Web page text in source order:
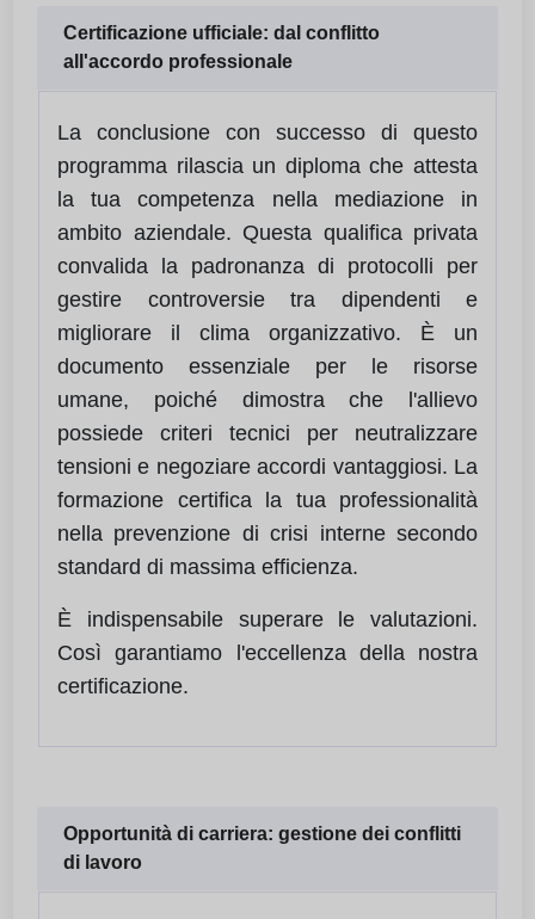
Certificazione ufficiale: dal conflitto
all'accordo professionale
La conclusione con successo di questo
programma rilascia un diploma che attesta
la tua competenza nella mediazione in
ambito aziendale. Questa qualifica privata
convalida la padronanza di protocolli per
gestire controversie tra dipendenti e
migliorare il clima organizzativo. È un
documento essenziale per le risorse
umane, poiché dimostra che l'allievo
possiede criteri tecnici per neutralizzare
tensioni e negoziare accordi vantaggiosi. La
formazione certifica la tua professionalità
nella prevenzione di crisi interne secondo
standard di massima efficienza.
È indispensabile superare le valutazioni.
Così garantiamo l'eccellenza della nostra
certificazione.
Opportunità di carriera: gestione dei conflitti
di lavoro